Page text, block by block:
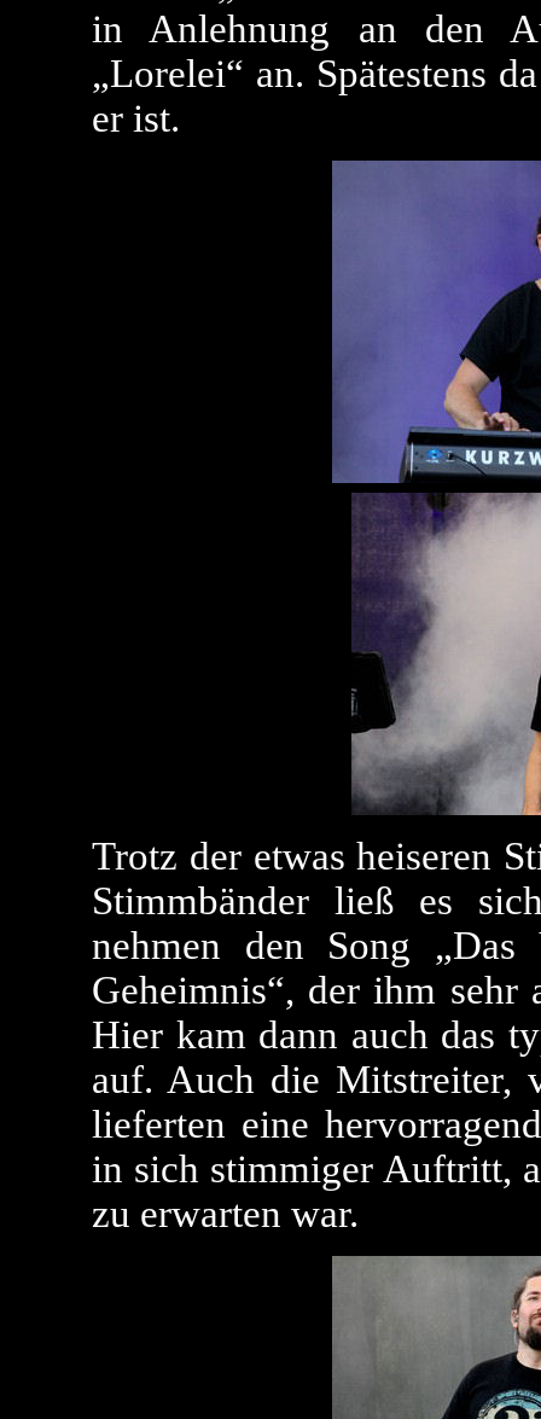
in Anlehnung an den
„Lorelei“ an. Spätestens
er ist.
Trotz der etwas heiseren
Stimmbänder ließ es
nehmen den Song „Das
Geheimnis“, der ihm sehr
Hier kam dann auch das
auf. Auch die Mitstreiter,
lieferten eine
in sich stimmiger Auftritt,
zu erwarten war.